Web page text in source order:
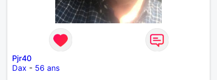
Pjr40
Dax - 56 ans